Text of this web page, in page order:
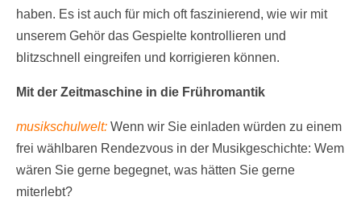
haben. Es ist auch für mich oft faszinierend, wie wir mit
unserem Gehör das Gespielte kontrollieren und
blitzschnell eingreifen und korrigieren können.
Mit der Zeitmaschine in die Frühromantik
musikschulwelt: Wenn wir Sie einladen würden zu einem
frei wählbaren Rendezvous in der Musikgeschichte: Wem
wären Sie gerne begegnet, was hätten Sie gerne
miterlebt?